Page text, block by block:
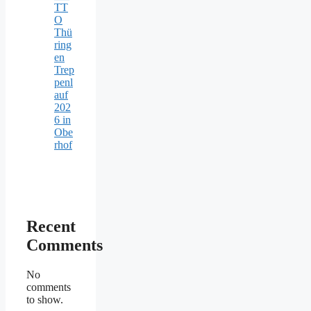
TT
O
Thü
ring
en
Trep
penl
auf
202
6 in
Obe
rhof
Recent
Comments
No
comments
to show.